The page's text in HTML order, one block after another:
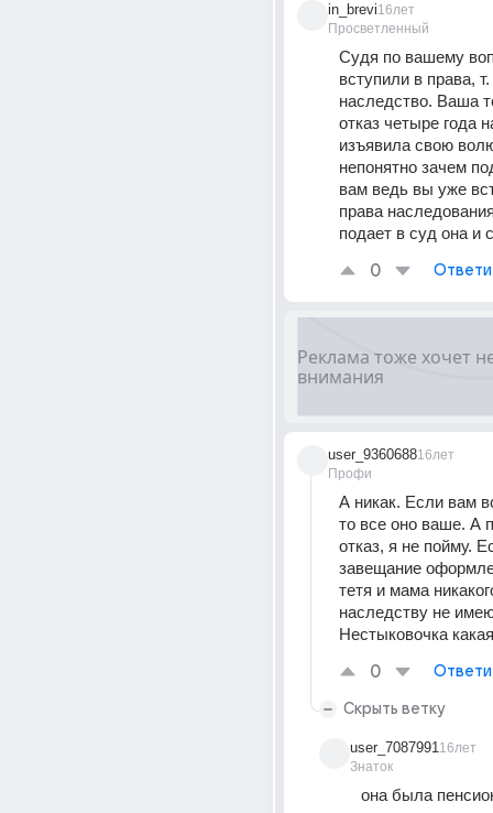
in_brevi
Просветленный
16лет
Судя по вашему
вступили в права,
наследство. Ваша
отказ четыре года
изъявила свою
непонятно зачем
вам ведь вы уже
права
подает в суд она и
0
user_9360688
Профи
16лет
А никак. Если вам
то все оно ваше. А
отказ, я не пойму.
завещание
тетя и мама
наследству не
Нестыковочка
0
Скрыть ветку
user_7087991
Знаток
16лет
она была